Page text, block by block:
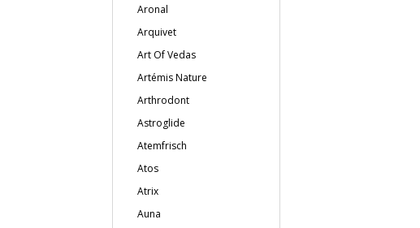
Aronal
Arquivet
Art Of Vedas
Artémis Nature
Arthrodont
Astroglide
Atemfrisch
Atos
Atrix
Auna